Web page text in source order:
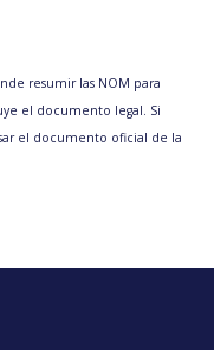
resumir las NOM para
el documento legal. Si
el documento oficial de la